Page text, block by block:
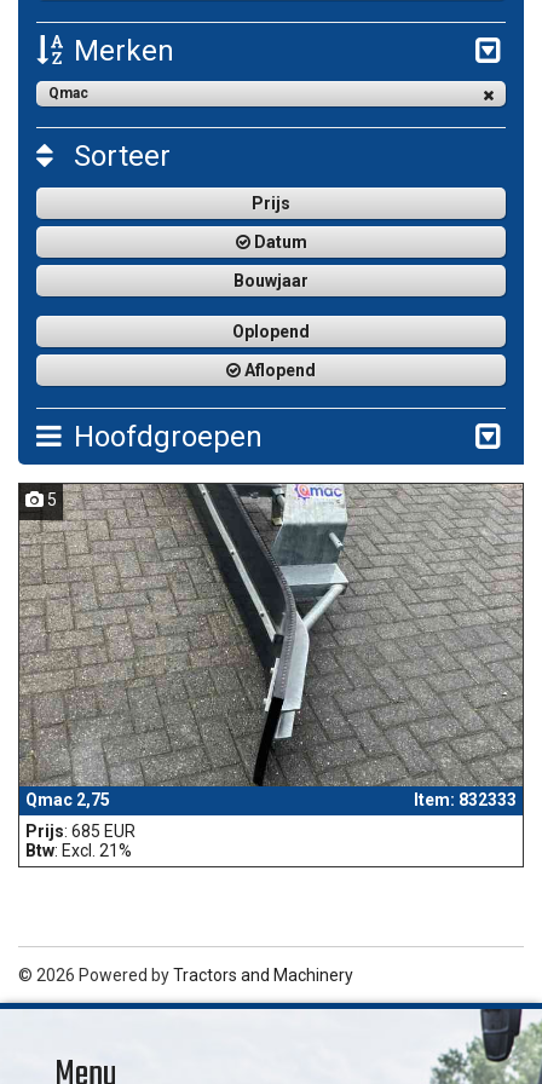
Merken
Qmac
Sorteer
Prijs
Datum
Bouwjaar
Oplopend
Aflopend
Hoofdgroepen
5
Qmac 2,75
Item: 832333
Prijs: 685 EUR
Btw: Excl. 21%
© 2026 Powered byTractors and Machinery